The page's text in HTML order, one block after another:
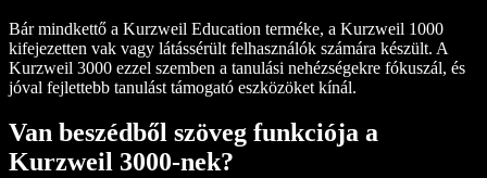
Bár mindkettő a Kurzweil Education terméke, a Kurzweil 1000
kifejezetten vak vagy látássérült felhasználók számára készült. A
Kurzweil 3000 ezzel szemben a tanulási nehézségekre fókuszál, és
jóval fejlettebb tanulást támogató eszközöket kínál.
Van beszédből szöveg funkciója a
Kurzweil 3000-nek?